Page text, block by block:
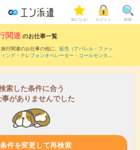
気になる! ログイン 検索
関連のお仕事一覧
行関連のお仕事の他に、 販売（アパレル・ファッ
ング・テレフォンオペレーター・コールセンター
？
索した条件に合う
事がありませんでした
条件を変更して再検索